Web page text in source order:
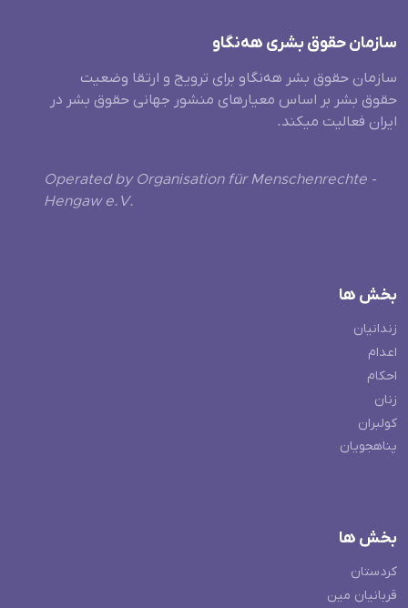
سازمان حقوق بشری هەنگاو
سازمان حقوق بشر هه‌نگاو برای ترویج و ارتقا وضعیت
حقوق بشر بر اساس معیارهای منشور جهانی حقوق بشر در
ایران فعالیت میکند.
Operated by Organisation für Menschenrechte -
Hengaw e.V.
بخش ها
زندانیان
اعدام
احکام
زنان
کولبران
پناهجویان
بخش ها
کردستان
قربانیان مین